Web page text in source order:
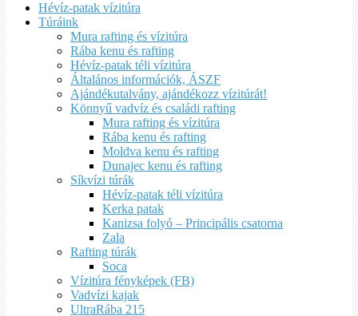
Hévíz-patak vízitúra
Túráink
Mura rafting és vízitúra
Rába kenu és rafting
Hévíz-patak téli vízitúra
Általános információk, ÁSZF
Ajándékutalvány, ajándékozz vízitúrát!
Könnyű vadvíz és családi rafting
Mura rafting és vízitúra
Rába kenu és rafting
Moldva kenu és rafting
Dunajec kenu és rafting
Síkvízi túrák
Hévíz-patak téli vízitúra
Kerka patak
Kanizsa folyó – Principális csatorna
Zala
Rafting túrák
Soca
Vízitúra fényképek (FB)
Vadvízi kajak
UltraRába 215